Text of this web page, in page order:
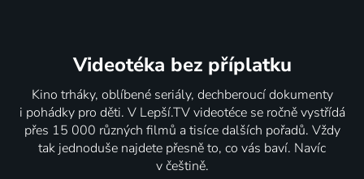
Videotéka bez příplatku
Kino trháky, oblíbené seriály, dechberoucí dokumenty
i pohádky pro děti. V Lepší.TV videotéce se ročně vystřídá
přes 15 000 různých filmů a tisíce dalších pořadů. Vždy
tak jednoduše najdete přesně to, co vás baví. Navíc
v češtině.